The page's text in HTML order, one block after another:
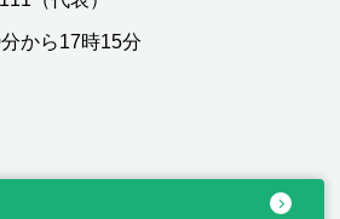
から17時15分